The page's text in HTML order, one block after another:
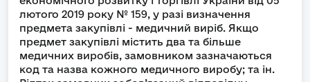
лютого 2019 року № 159, у разі визначення
предмета закупівлі - медичний виріб. Якщо
предмет закупівлі містить два та більше
медичних виробів, замовником зазначаються
код та назва кожного медичного виробу; та ін.